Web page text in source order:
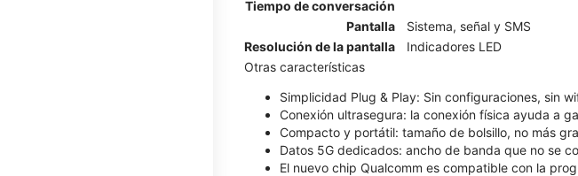
Tiempo de conversación
Pantalla
Sistema, señal y SMS
Resolución de la pantalla
Indicadores LED
Otras características
Simplicidad Plug & Play: Sin configuraciones, sin
Conexión ultrasegura: la conexión física ayuda a
Compacto y portátil: tamaño de bolsillo, no más
Datos 5G dedicados: ancho de banda que no se
El nuevo chip Qualcomm es compatible con la